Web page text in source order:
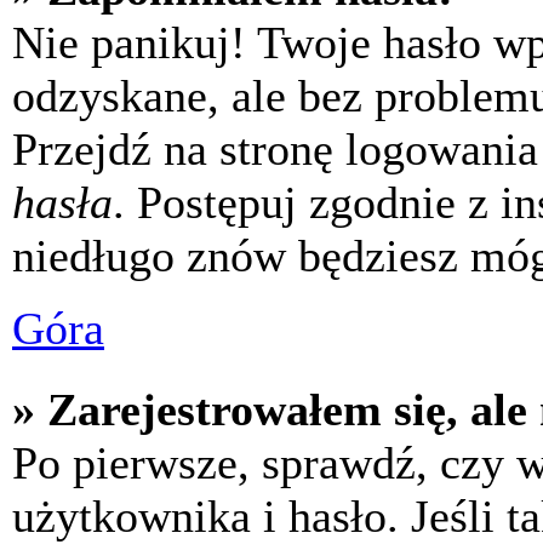
Nie panikuj! Twoje hasło
odzyskane, ale bez
Przejdź na stronę
hasła. Postępuj zgodnie z
niedługo znów będziesz
Góra
» Zarejestrowałem się,
Po pierwsze, sprawdź, czy
użytkownika i hasło. Jeśli